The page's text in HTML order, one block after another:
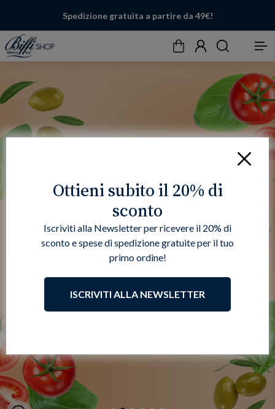
Spedizione gratuita a partire da 49€!
CarrelloAccountCerca Menu
Chiudi
Ottieni subito il 20% di
sconto
Iscriviti alla Newsletter per ricevere il 20% di
sconto e spese di spedizione gratuite per il tuo
primo ordine!
ISCRIVITI ALLA NEWSLETTER